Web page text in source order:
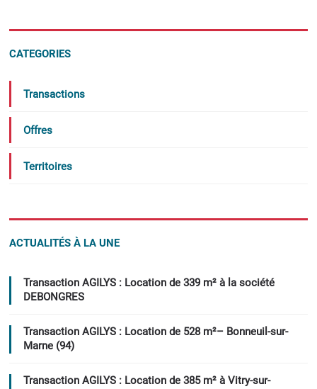
CATEGORIES
Transactions
Offres
Territoires
ACTUALITÉS À LA UNE
Transaction AGILYS : Location de 339 m² à la société
DEBONGRES
Transaction AGILYS : Location de 528 m²– Bonneuil-sur-
Marne (94)
Transaction AGILYS : Location de 385 m² à Vitry-sur-